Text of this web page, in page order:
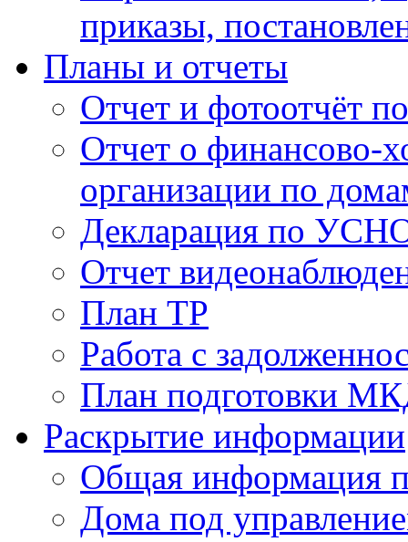
приказы,
Планы и отчеты
Отчет и фотоотчёт
Отчет о финансово-
организации по
Декларация по
Отчет
План ТР
Работа с
План подготовки
Раскрытие информации
Общая информация
Дома под